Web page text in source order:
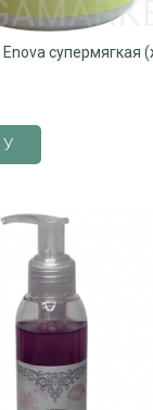
супермягкая